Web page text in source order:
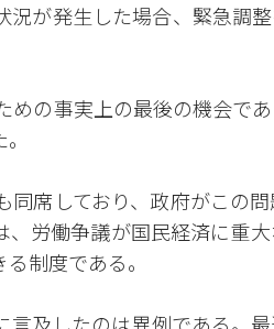
が発生した場合、緊急調
の事実上の最後の機会で
席しており、政府がこの
労働争議が国民経済に重
制度である。